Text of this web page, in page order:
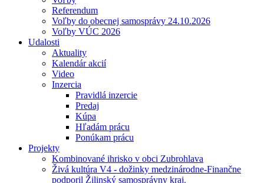
Referendum
Voľby do obecnej samosprávy 24.10.2026
Voľby VÚC 2026
Udalosti
Aktuality
Kalendár akcií
Video
Inzercia
Pravidlá inzercie
Predaj
Kúpa
Hľadám prácu
Ponúkam prácu
Projekty
Kombinované ihrisko v obci Zubrohlava
Živá kultúra V4 - dožinky medzinárodne-Finančne
podporil Žilinský samosprávny kraj.